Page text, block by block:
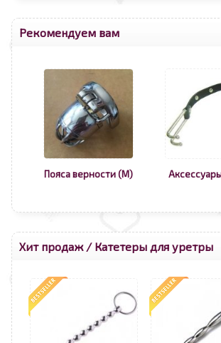
Рекомендуем вам
Пояса верности (М)
Хит продаж/ Катетеры для уретры